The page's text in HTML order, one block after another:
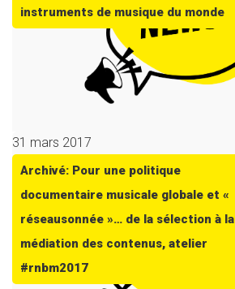
instruments de musique du monde
31 mars 2017
Archivé: Pour une politique
documentaire musicale globale et «
réseausonnée »… de la sélection à la
médiation des contenus, atelier
#rnbm2017